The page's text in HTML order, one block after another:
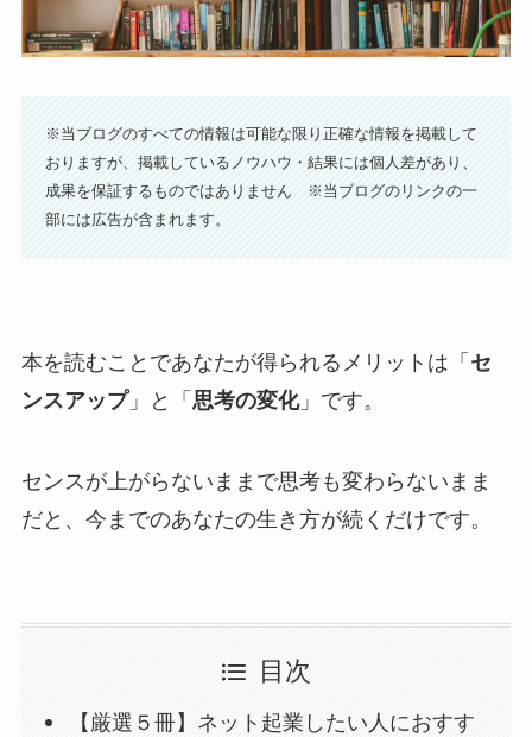
※当ブログのすべての情報は可能な限り正確な情報を掲載して
おりますが、掲載しているノウハウ・結果には個人差があり、
成果を保証するものではありません ※当ブログのリンクの一
部には広告が含まれます。
本を読むことであなたが得られるメリットは「 セ
ンスアップ」と「 思考の変化」です。
センスが上がらないままで思考も変わらないまま
だと、今までのあなたの生き方が続くだけです。
目次
【厳選５冊】ネット起業したい人におすす